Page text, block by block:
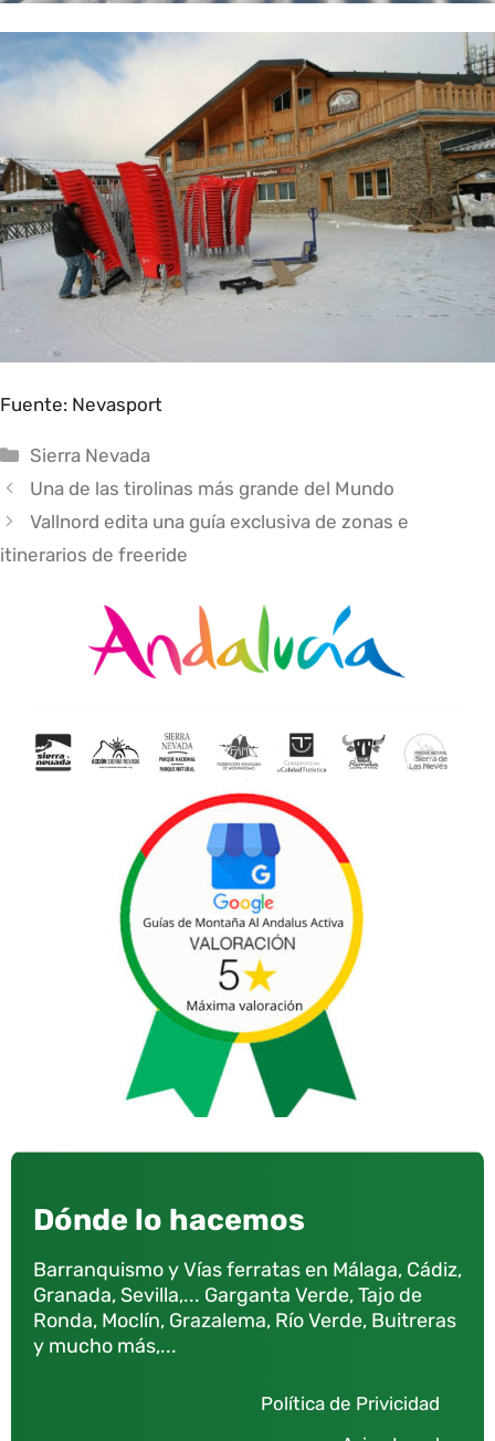
Fuente: Nevasport
Categorías
Sierra Nevada
Una de las tirolinas más grande del Mundo
Vallnord edita una guía exclusiva de zonas e
itinerarios de freeride
Dónde lo hacemos
Barranquismo y Vías ferratas en Málaga, Cádiz,
Granada, Sevilla,... Garganta Verde, Tajo de
Ronda, Moclín, Grazalema, Río Verde, Buitreras
y mucho más,...
Política de Privicidad